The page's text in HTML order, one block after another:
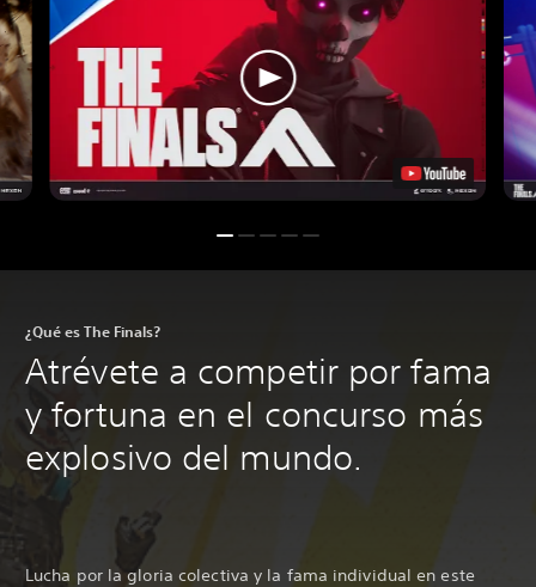
¿Qué es The Finals?
Atrévete a competir por fama
y fortuna en el concurso más
explosivo del mundo.
Lucha por la gloria colectiva y la fama individual en este